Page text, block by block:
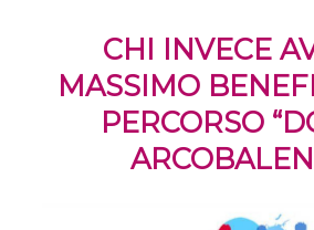
CHI INVECE
MASSIMO
PERCORSO